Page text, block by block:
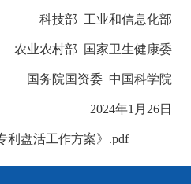
科技部 工业和信息化部
农业农村部 国家卫生健康委
国务院国资委 中国科学院
2024年1月26日
利盘活工作方案》.pdf